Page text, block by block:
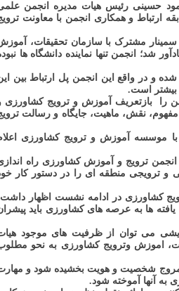
حسینی رئیس هیات مدیره انجمن علمی
و همکاری انجمن با معاونت ترویج
مشترک با سازمان تحقیقات، آموزش
شد؛ انجمن تنها نماینده دانشگاه ها نبوده
در واقع این انجمن پل ارتباط بین این
است.
را
بازتعریف آموزش و ترویج کشاورزی و
نقش، ماهیت، جایگاه و رسالت ترویج
موسسه آموزش و ترویج کشاورزی اعلام
ترویج و آموزش کشاورزی راه اندازی
منطقه ای را در دستور کار خود
کشاورزی در ادامه نشست اظهار داشت:
ها به عرصه های کشاورزی باید پیشران
می توان از ظرفیت های موجود هیات
اموزش وترویج کشاورزی به نحو مطلوب
شخصیت و هویت بخشیده شود و مهارت
آنها آموخته شود.